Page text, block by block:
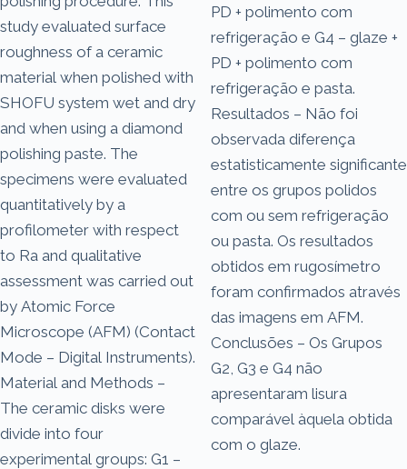
study evaluated surface
roughness of a ceramic
material when polished with
SHOFU system wet and dry
and when using a diamond
polishing paste. The
specimens were evaluated
quantitatively by a
profilometer with respect
to Ra and qualitative
assessment was carried out
by Atomic Force
Microscope (AFM) (Contact
Mode – Digital Instruments).
Material and Methods –
The ceramic disks were
divide into four
experimental groups: G1 –
PD + polimento com
refrigeração e G4 – glaze +
PD + polimento com
refrigeração e pasta.
Resultados – Não foi
observada diferença
estatisticamente significante
entre os grupos polidos
com ou sem refrigeração
ou pasta. Os resultados
obtidos em rugosímetro
foram confirmados através
das imagens em AFM.
Conclusões – Os Grupos
G2, G3 e G4 não
apresentaram lisura
comparável àquela obtida
com o glaze.